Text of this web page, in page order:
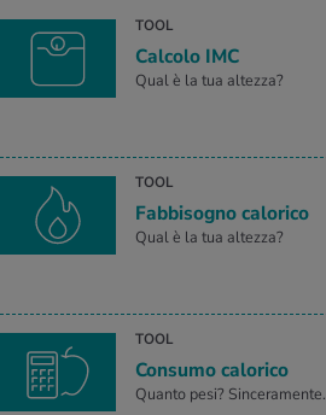
TOOL
Calcolo IMC
Qual è la tua altezza?
TOOL
Fabbisogno calorico
Qual è la tua altezza?
TOOL
Consumo calorico
Quanto pesi? Sinceramente.